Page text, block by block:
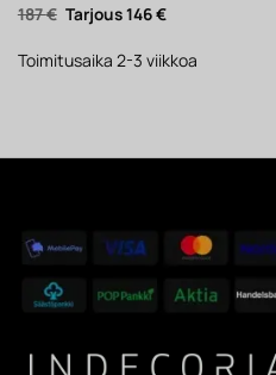
187€ Alkuperäinen
hinta
187 €.
146€Nykyinen
146 €.
Toimitusaika 2-3 viikkoa